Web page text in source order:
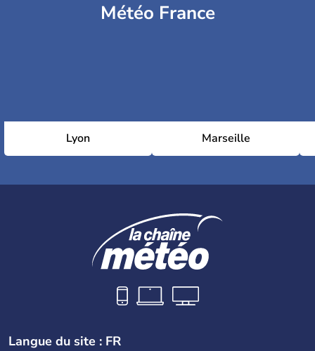
Météo France
Lyon Marseille
Langue du site : FR